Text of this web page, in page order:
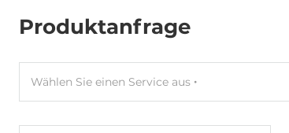
Betriebsbedingungen
Maximale Betriebstemperatur
Normen und Zertifikate
Produktanfrage
Wählen Sie einen Service aus